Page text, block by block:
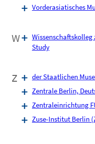
Vorderasiatisches
W
Wissenschaftskolleg
Study
Z
der Staatlichen
Zentrale Berlin,
Zentraleinrichtung
Zuse-Institut Berlin